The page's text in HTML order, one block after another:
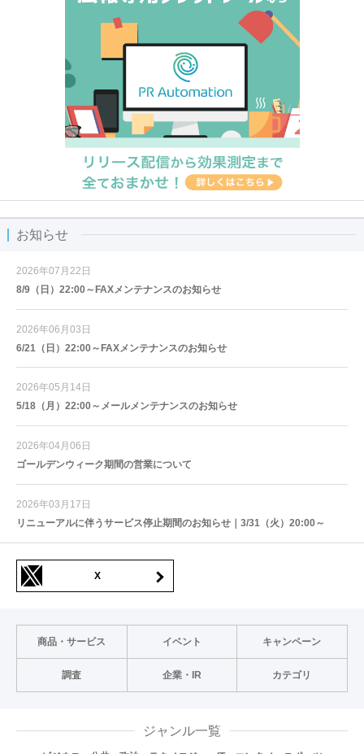
お知らせ
2026年07月22日
8/9（日）22:00～FAXメンテナンスのお知らせ
2026年06月03日
6/21（日）22:00～FAXメンテナンスのお知らせ
2026年05月14日
5/18（月）22:00～メールメンテナンスのお知らせ
2026年04月06日
ゴールデンウィーク期間の営業について
2026年03月17日
リニューアルに伴うサービス停止期間のお知らせ｜3/31（火）20:00～
X
商品・サービス イベント キャンペーン
調査 企業・IR カテゴリ
ジャンル一覧